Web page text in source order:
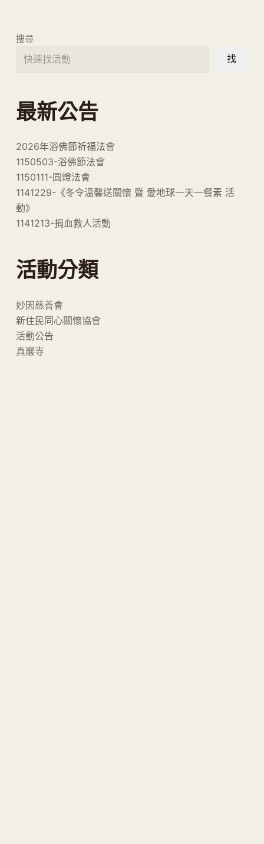
搜尋
找
最新公告
2026年浴佛節祈福法會
1150503-浴佛節法會
1150111-圓燈法會
1141229-《冬令溫馨送關懷 暨 愛地球一天一餐素 活
動》
1141213-捐血救人活動
活動分類
妙因慈善會
新住民同心關懷協會
活動公告
真巖寺